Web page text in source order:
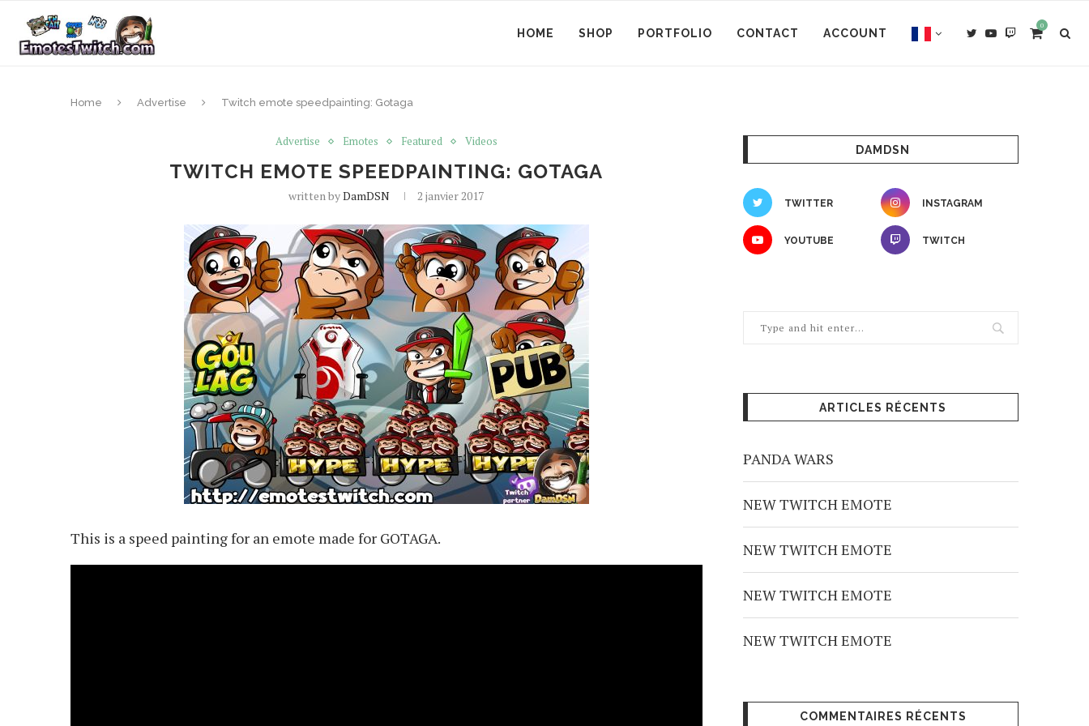
HOME SHOP PORTFOLIO CONTACT ACCOUNT
0
Home Advertise Twitch emote speedpainting: Gotaga
Advertise Emotes Featured Videos
TWITCH EMOTE SPEEDPAINTING: GOTAGA
written byDamDSN 2 janvier 2017
This is a speed painting for an emote made for GOTAGA.
DAMDSN
TWITTER INSTAGRAM
YOUTUBE TWITCH
ARTICLES RÉCENTS
PANDA WARS
NEW TWITCH EMOTE
NEW TWITCH EMOTE
NEW TWITCH EMOTE
NEW TWITCH EMOTE
COMMENTAIRES RÉCENTS